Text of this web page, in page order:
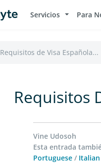
Servicios Para
Requisitos de Visa Española...
Requisitos
Vine Udosoh
Esta entrada
Portuguese / Italian